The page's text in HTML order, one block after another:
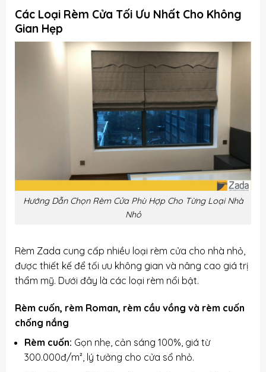
Các Loại Rèm Cửa Tối Ưu Nhất Cho Không
Gian Hẹp
Hướng Dẫn Chọn Rèm Cửa Phù Hợp Cho Từng Loại Nhà
Nhỏ
Rèm Zada cung cấp nhiều loại rèm cửa cho nhà nhỏ,
được thiết kế để tối ưu không gian và nâng cao giá trị
thẩm mỹ. Dưới đây là các loại rèm nổi bật.
Rèm cuốn, rèm Roman, rèm cầu vồng và rèm cuốn
chống nắng
Rèm cuốn: Gọn nhẹ, cản sáng 100%, giá từ
300.000đ/m², lý tưởng cho cửa sổ nhỏ.